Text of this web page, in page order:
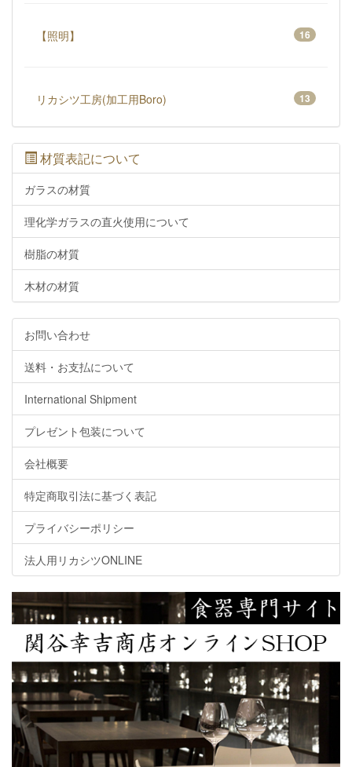
【照明】 16
リカシツ工房(加工用Boro) 13
材質表記について
ガラスの材質
理化学ガラスの直火使用について
樹脂の材質
木材の材質
お問い合わせ
送料・お支払について
International Shipment
プレゼント包装について
会社概要
特定商取引法に基づく表記
プライバシーポリシー
法人用リカシツONLINE